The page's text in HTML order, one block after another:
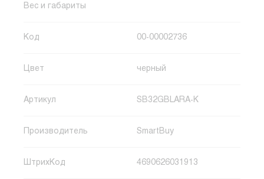
Вес и габариты
Код 00-00002736
Цвет черный
Артикул SB32GBLARA-K
Производитель SmartBuy
ШтрихКод 4690626031913